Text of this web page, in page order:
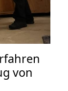
von